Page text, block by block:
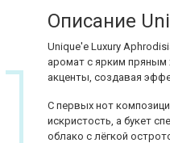
Описание
Unique'e Luxury
аромат с ярким пряным
акценты, создавая
С первых нот
искристость, а букет
облако с лёгкой